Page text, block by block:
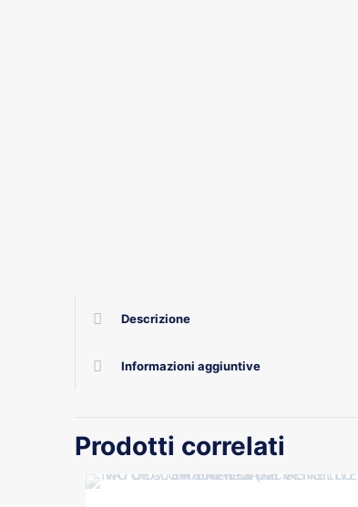
Descrizione
Informazioni aggiuntive
Prodotti correlati